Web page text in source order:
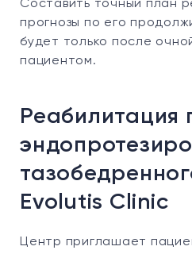
Составить точный план
прогнозы по его
будет только после
пациентом.
Реабилитация
Evolutis Clinic
Центр приглашает